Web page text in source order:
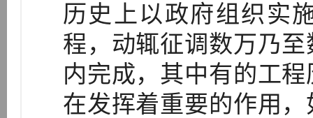
历史上以政府组织实
程，动辄征调数万乃
内完成，其中有的工
在发挥着重要的作用